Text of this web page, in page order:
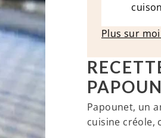
Plus sur
Papounet, un
cuisine créole,